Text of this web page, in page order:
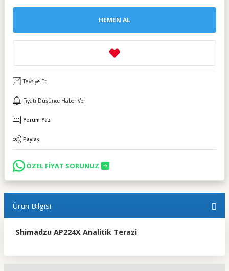
HEMEN AL
Tavsiye Et
Fiyatı Düşünce Haber Ver
Yorum Yaz
Paylaş
ÖZEL FİYAT SORUNUZ
Ürün Bilgisi
Shimadzu AP224X Analitik Terazi